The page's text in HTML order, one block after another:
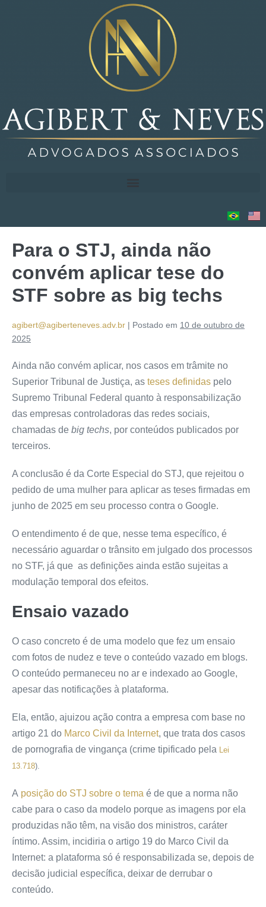
Para o STJ, ainda não
convém aplicar tese do
STF sobre as big techs
agibert@agiberteneves.adv.br | Postado em 10 de outubro de
2025
Ainda não convém aplicar, nos casos em trâmite no
Superior Tribunal de Justiça, as teses definidas pelo
Supremo Tribunal Federal quanto à responsabilização
das empresas controladoras das redes sociais,
chamadas de big techs, por conteúdos publicados por
terceiros.
A conclusão é da Corte Especial do STJ, que rejeitou o
pedido de uma mulher para aplicar as teses firmadas em
junho de 2025 em seu processo contra o Google.
O entendimento é de que, nesse tema específico, é
necessário aguardar o trânsito em julgado dos processos
no STF, já que as definições ainda estão sujeitas a
modulação temporal dos efeitos.
Ensaio vazado
O caso concreto é de uma modelo que fez um ensaio
com fotos de nudez e teve o conteúdo vazado em blogs.
O conteúdo permaneceu no ar e indexado ao Google,
apesar das notificações à plataforma.
Ela, então, ajuizou ação contra a empresa com base no
artigo 21 do Marco Civil da Internet, que trata dos casos
de pornografia de vingança (crime tipificado pela Lei
13.718).
A posição do STJ sobre o tema é de que a norma não
cabe para o caso da modelo porque as imagens por ela
produzidas não têm, na visão dos ministros, caráter
íntimo. Assim, incidiria o artigo 19 do Marco Civil da
Internet: a plataforma só é responsabilizada se, depois de
decisão judicial específica, deixar de derrubar o
conteúdo.